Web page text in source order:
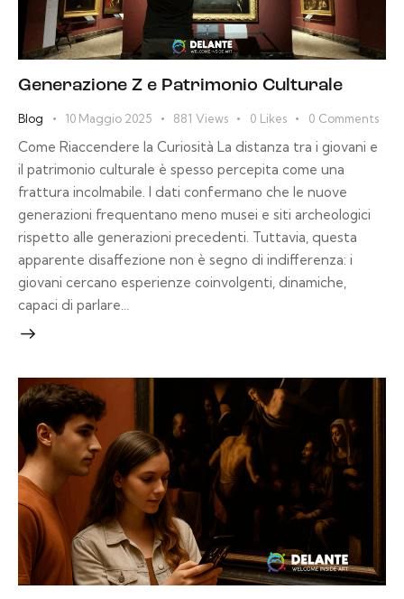
Generazione Z e Patrimonio Culturale
Blog 10 Maggio 2025 881 Views 0 Likes 0 Comments
Come Riaccendere la Curiosità La distanza tra i giovani e
il patrimonio culturale è spesso percepita come una
frattura incolmabile. I dati confermano che le nuove
generazioni frequentano meno musei e siti archeologici
rispetto alle generazioni precedenti. Tuttavia, questa
apparente disaffezione non è segno di indifferenza: i
giovani cercano esperienze coinvolgenti, dinamiche,
capaci di parlare…